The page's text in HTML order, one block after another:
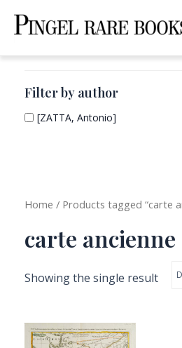
Filter by author
[ZATTA, Antonio]
Home / Products tagged “carte
carte
Showing the single result